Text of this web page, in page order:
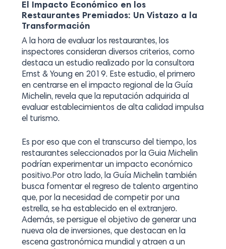
El Impacto Económico en los
Restaurantes Premiados: Un Vistazo a la
Transformación
A la hora de evaluar los restaurantes, los
inspectores consideran diversos criterios, como
destaca un estudio realizado por la consultora
Ernst & Young en 2019. Este estudio, el primero
en centrarse en el impacto regional de la Guía
Michelin, revela que la reputación adquirida al
evaluar establecimientos de alta calidad impulsa
el turismo.
Es por eso que con el transcurso del tiempo, los
restaurantes seleccionados por la Guia Michelin
podrían experimentar un impacto económico
positivo.Por otro lado, la Guía Michelin también
busca fomentar el regreso de talento argentino
que, por la necesidad de competir por una
estrella, se ha establecido en el extranjero.
Además, se persigue el objetivo de generar una
nueva ola de inversiones, que destacan en la
escena gastronómica mundial y atraen a un